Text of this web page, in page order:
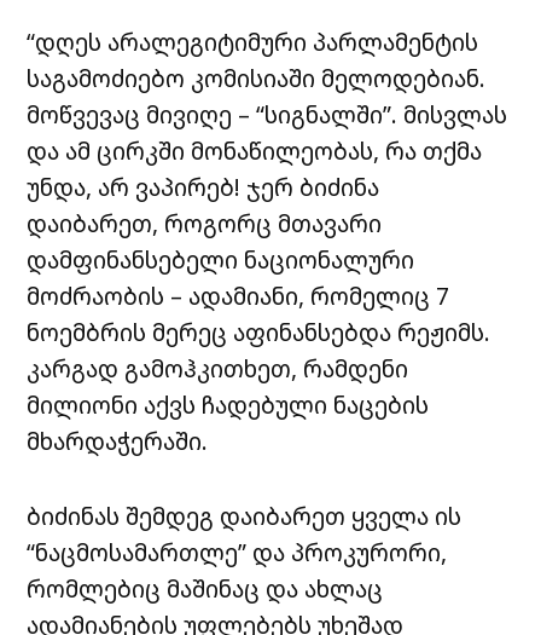
“დღეს არალეგიტიმური პარლამენტის
საგამოძიებო კომისიაში მელოდებიან.
მოწვევაც მივიღე – “სიგნალში”. მისვლას
და ამ ცირკში მონაწილეობას, რა თქმა
უნდა, არ ვაპირებ! ჯერ ბიძინა
დაიბარეთ, როგორც მთავარი
დამფინანსებელი ნაციონალური
მოძრაობის – ადამიანი, რომელიც 7
ნოემბრის მერეც აფინანსებდა რეჟიმს.
კარგად გამოჰკითხეთ, რამდენი
მილიონი აქვს ჩადებული ნაცების
მხარდაჭერაში.
ბიძინას შემდეგ დაიბარეთ ყველა ის
“ნაცმოსამართლე” და პროკურორი,
რომლებიც მაშინაც და ახლაც
ადამიანების უფლებებს უხეშად